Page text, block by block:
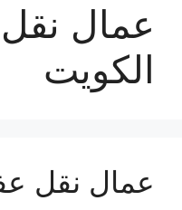
عمال
الكويت
عمال نقل